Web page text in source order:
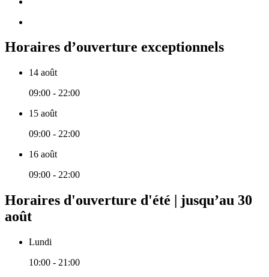
Horaires d’ouverture exceptionnels
14 août
09:00 - 22:00
15 août
09:00 - 22:00
16 août
09:00 - 22:00
Horaires d'ouverture d'été | jusqu’au 30
août
Lundi
10:00 - 21:00